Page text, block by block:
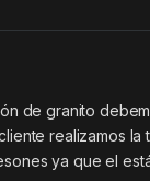
de granito
realizamos la
ya que el